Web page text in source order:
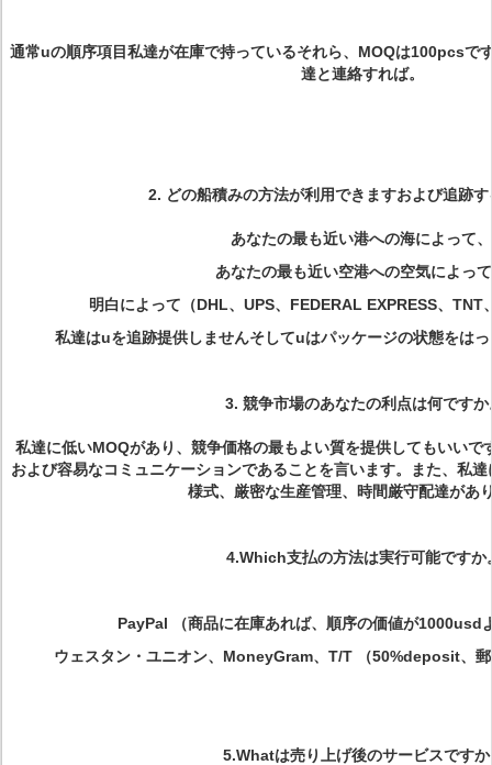
通常uの順序項目私達が在庫で持っているそれら、MOQは100pcsで
達と連絡すれば。
2. どの船積みの方法が利用できますおよび追跡
あなたの最も近い港への海によって
あなたの最も近い空港への空気によっ
明白によって（DHL、UPS、FEDERAL EXPRESS、TNT
私達はuを追跡提供しませんそしてuはパッケージの状態をは
3. 競争市場のあなたの利点は何ですか
私達に低いMOQがあり、競争価格の最もよい質を提供してもいいで
および容易なコミュニケーションであることを言います。また、私
様式、厳密な生産管理、時間厳守配達があ
4.Which支払の方法は実行可能ですか
PayPal （商品に在庫あれば、順序の価値が1000usd
ウェスタン・ユニオン、MoneyGram、T/T （50%deposit、
5.Whatは売り上げ後のサービスです